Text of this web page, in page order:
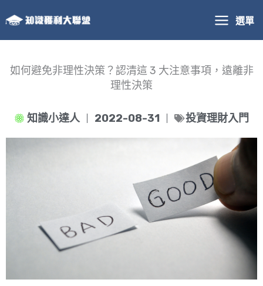
至
主
選單
如何避免非理性決策？認清這 3 大注意事項，遠離非
理性決策
知識小達人 2022-08-31 投資理財入門